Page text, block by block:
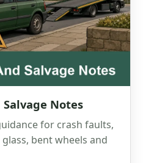
Notes
for crash faults,
bent wheels and